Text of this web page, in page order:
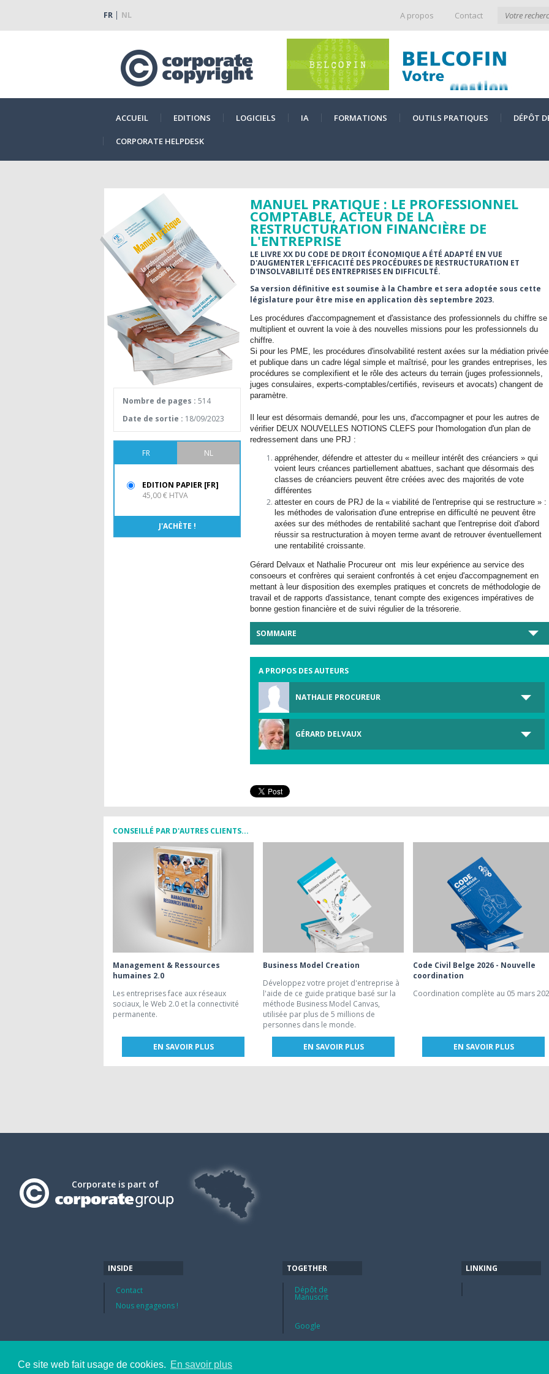
Ce site web fait usage de cookies. En savoir plus
FR NL A propos Contact
ACCUEIL EDITIONS LOGICIELS IA FORMATIONS OUTILS PRATIQUES DÉPÔT
CORPORATE HELPDESK
MANUEL PRATIQUE : LE PROFESSIONNEL
COMPTABLE, ACTEUR DE LA
RESTRUCTURATION FINANCIÈRE DE
L'ENTREPRISE
LE LIVRE XX DU CODE DE DROIT ÉCONOMIQUE A ÉTÉ ADAPTÉ EN VUE
D'AUGMENTER L'EFFICACITÉ DES PROCÉDURES DE RESTRUCTURATION ET
D'INSOLVABILITÉ DES ENTREPRISES EN DIFFICULTÉ.
Sa version définitive est soumise à la Chambre et sera adoptée sous cette
législature pour être mise en application dès septembre 2023.
Les procédures d'accompagnement et d'assistance des professionnels du chiffre se
multiplient et ouvrent la voie à des nouvelles missions pour les professionnels du
chiffre.
Si pour les PME, les procédures d'insolvabilité restent axées sur la médiation privée
et publique dans un cadre légal simple et maîtrisé, pour les grandes entreprises, les
procédures se complexifient et le rôle des acteurs du terrain (juges professionnels,
juges consulaires, experts-comptables/certifiés, reviseurs et avocats) changent de
paramètre.
Il leur est désormais demandé, pour les uns, d'accompagner et pour les autres de
vérifier DEUX NOUVELLES NOTIONS CLEFS pour l'homologation d'un plan de
redressement dans une PRJ :
appréhender, défendre et attester du « meilleur intérêt des créanciers » qui
voient leurs créances partiellement abattues, sachant que désormais des
classes de créanciers peuvent être créées avec des majorités de vote
différentes
attester en cours de PRJ de la « viabilité de l'entreprise qui se restructure » :
les méthodes de valorisation d'une entreprise en difficulté ne peuvent être
axées sur des méthodes de rentabilité sachant que l'entreprise doit d'abord
réussir sa restructuration à moyen terme avant de retrouver éventuellement
une rentabilité croissante.
Gérard Delvaux et Nathalie Procureur ont mis leur expérience au service des
consoeurs et confrères qui seraient confrontés à cet enjeu d'accompagnement en
mettant à leur disposition des exemples pratiques et concrets de méthodologie de
travail et de rapports d'assistance, tenant compte des exigences impératives de
bonne gestion financière et de suivi régulier de la trésorerie.
SOMMAIRE
A PROPOS DES AUTEURS
NATHALIE PROCUREUR
GÉRARD DELVAUX
Nombre de pages : 514
Date de sortie : 18/09/2023
FR NL
EDITION PAPIER [FR]
45,00 € HTVA
CONSEILLÉ PAR D'AUTRES CLIENTS...
Management & Ressources
humaines 2.0
Les entreprises face aux réseaux
sociaux, le Web 2.0 et la connectivité
permanente.
EN SAVOIR PLUS
Business Model Creation
Développez votre projet d'entreprise à
l'aide de ce guide pratique basé sur la
méthode Business Model Canvas,
utilisée par plus de 5 millions de
personnes dans le monde.
EN SAVOIR PLUS
Code Civil Belge 2026 - Nouvelle
coordination
Coordination complète au 05 mars
EN SAVOIR PLUS
Corporate is part of
INSIDE
Contact
Nous engageons !
TOGETHER
Dépôt de
Manuscrit
Google
LINKING